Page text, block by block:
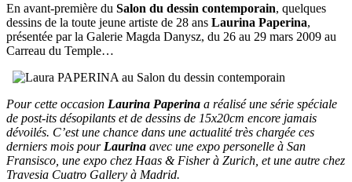
En avant-première du Salon du dessin contemporain, quelques
dessins de la toute jeune artiste de 28 ans Laurina Paperina,
présentée par la Galerie Magda Danysz, du 26 au 29 mars 2009 au
Carreau du Temple…
Pour cette occasion Laurina Paperina a réalisé une série spéciale
de post-its désopilants et de dessins de 15x20cm encore jamais
dévoilés. C’est une chance dans une actualité très chargée ces
derniers mois pour Laurina avec une expo personelle à San
Fransisco, une expo chez Haas & Fisher à Zurich, et une autre chez
Travesia Cuatro Gallery à Madrid.